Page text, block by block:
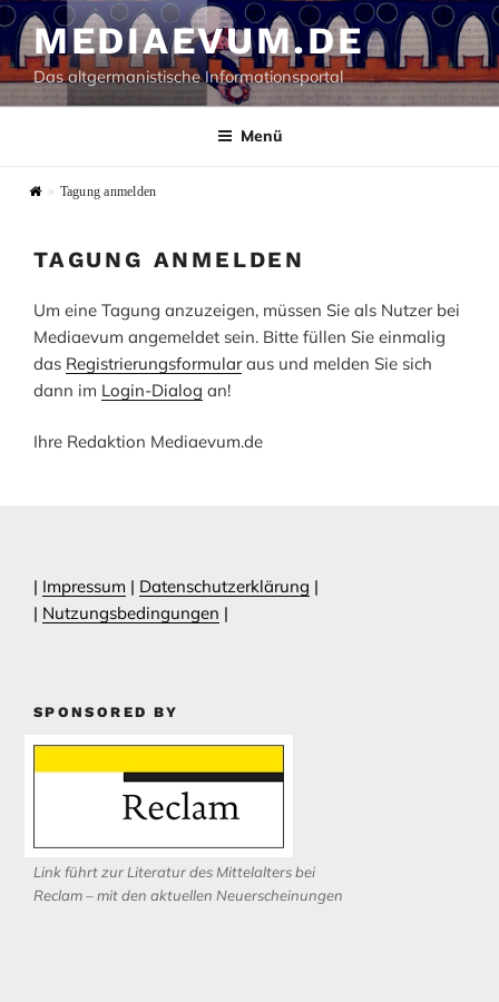
Zum
Inhalt
springen
MEDIAEVUM.DE
Das altgermanistische Informationsportal
Menü
» Tagung anmelden
TAGUNG ANMELDEN
Um eine Tagung anzuzeigen, müssen Sie als Nutzer bei
Mediaevum angemeldet sein. Bitte füllen Sie einmalig
das Registrierungsformularaus und melden Sie sich
dann im Login-Dialog an!
Ihre Redaktion Mediaevum.de
| Impressum | Datenschutzerklärung |
| Nutzungsbedingungen |
SPONSORED BY
Link führt zur Literatur des Mittelalters bei
Reclam – mit den aktuellen Neuerscheinungen